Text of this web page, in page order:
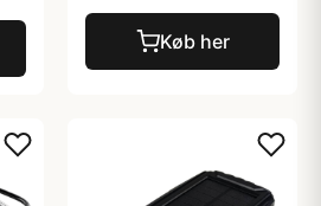
Køb her